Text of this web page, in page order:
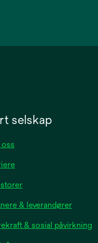
new
selskap
opens
a
new
& leverandører
& sosial påvirkning